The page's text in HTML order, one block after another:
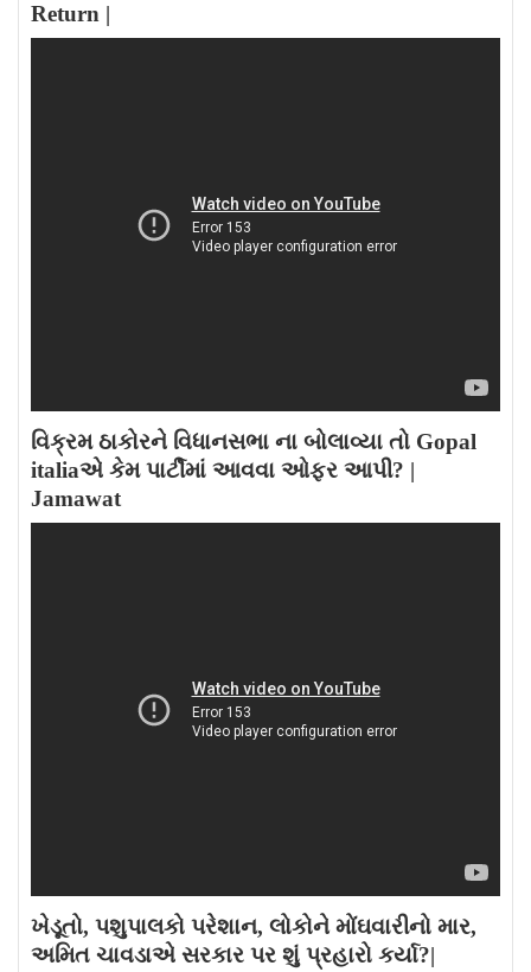
Return |
વિક્રમ ઠાકોરને વિધાનસભા ના બોલાવ્યા તો Gopal
italiaએ કેમ પાર્ટીમાં આવવા ઓફર આપી? |
Jamawat
ખેડૂતો, પશુપાલકો પરેશાન, લોકોને મોંઘવારીનો માર,
અમિત ચાવડાએ સરકાર પર શું પ્રહારો કર્યા?|